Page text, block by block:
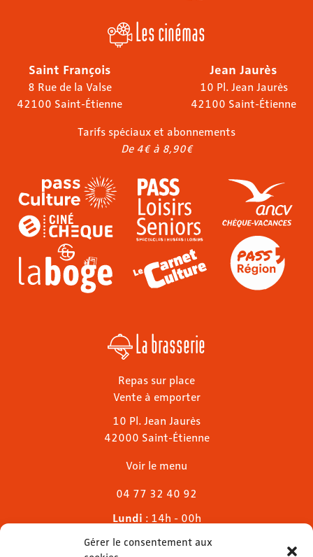
Gérer le consentement aux
Les cinémas
Saint François
8 Rue de la Valse
42100 Saint-Étienne
Jean Jaurès
10 Pl. Jean Jaurès
42100 Saint-Étienne
Tarifs spéciaux et abonnements
De 4€ à 8,90€
La brasserie
Repas sur place
Vente à emporter
10 Pl. Jean Jaurès
42000 Saint-Étienne
Voir le menu
04 77 32 40 92
Lundi : 14h - 00h
Mardi & mercredi
Jeudi